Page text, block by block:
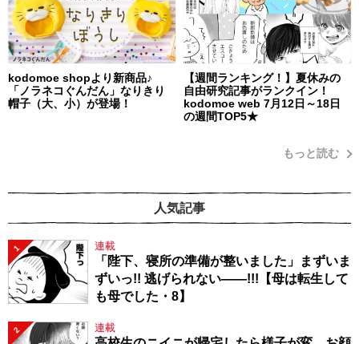
kodomoe shopより新商品♪
「ノラネコぐんだん」なりきり
帽子（大、小）が登場！
【週間ランキング！】夏休みの
自由研究記事がランクイン！
kodomoe web 7月12日～18日
の週間TOP5★
もっと読む
人気記事
1 連載
「陛下、寝所の準備が整いました」まずいま
ずいっ!! 逃げられない――!!!【母は転生して
も母でした・8】
2 連載